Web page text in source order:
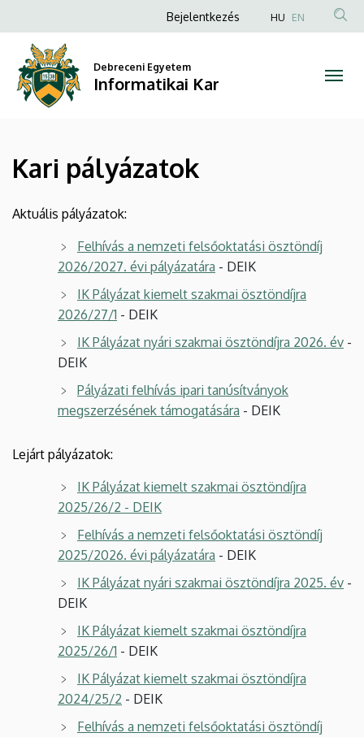
pályázatok
Informatikai
a
tartalomra
Anonim
fiók
menüje
Bejelentkezés HU EN
Debreceni Egyetem
Informatikai Kar
Kari pályázatok
Aktuális pályázatok:
Felhívás a nemzeti felsőoktatási ösztöndíj
2026/2027. évi pályázatára - DEIK
IK Pályázat kiemelt szakmai ösztöndíjra
2026/27/1 - DEIK
IK Pályázat nyári szakmai ösztöndíjra 2026. év -
DEIK
Pályázati felhívás ipari tanúsítványok
megszerzésének támogatására - DEIK
Lejárt pályázatok:
IK Pályázat kiemelt szakmai ösztöndíjra
2025/26/2 - DEIK
Felhívás a nemzeti felsőoktatási ösztöndíj
2025/2026. évi pályázatára - DEIK
IK Pályázat nyári szakmai ösztöndíjra 2025. év -
DEIK
IK Pályázat kiemelt szakmai ösztöndíjra
2025/26/1 - DEIK
IK Pályázat kiemelt szakmai ösztöndíjra
2024/25/2 - DEIK
Felhívás a nemzeti felsőoktatási ösztöndíj